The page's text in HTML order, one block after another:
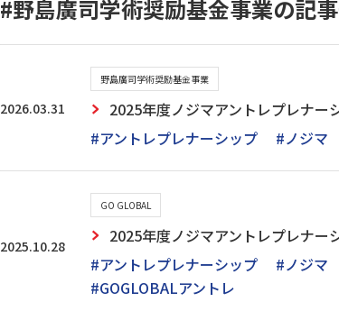
#野島廣司学術奨励基金事業の記
2026.03.31
野島廣司学術奨励基金事業
2025年度ノジマアントレプレナー
#アントレプレナーシップ
#ノジマ
2025.10.28
GO GLOBAL
2025年度ノジマアントレプレナー
#アントレプレナーシップ
#ノジマ
#GOGLOBALアントレ